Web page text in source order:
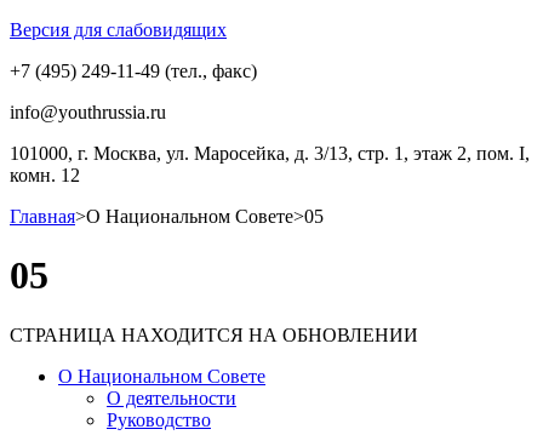
Версия для слабовидящих
+7 (495) 249-11-49 (тел., факс)
info@youthrussia.ru
101000, г. Москва, ул. Маросейка, д. 3/13, стр. 1, этаж 2, пом. I,
комн. 12
Главная>О Национальном Совете>05
05
СТРАНИЦА НАХОДИТСЯ НА ОБНОВЛЕНИИ
О Национальном Совете
О деятельности
Руководство